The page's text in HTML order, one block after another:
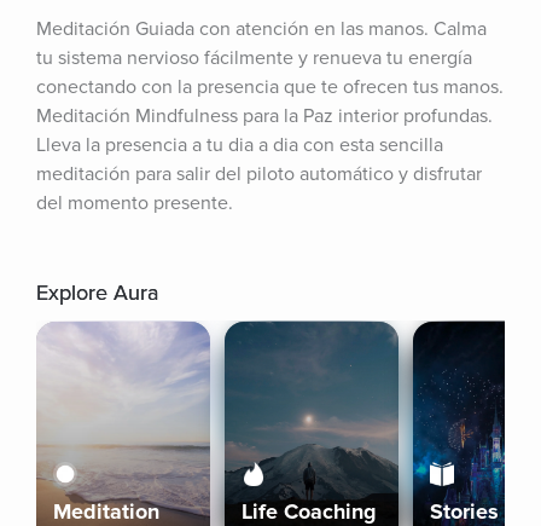
Meditación Guiada con atención en las manos. Calma
tu sistema nervioso fácilmente y renueva tu energía
conectando con la presencia que te ofrecen tus manos.
Meditación Mindfulness para la Paz interior profundas.
Lleva la presencia a tu dia a dia con esta sencilla
meditación para salir del piloto automático y disfrutar
del momento presente.
Explore Aura
Meditation Life Coaching Stories